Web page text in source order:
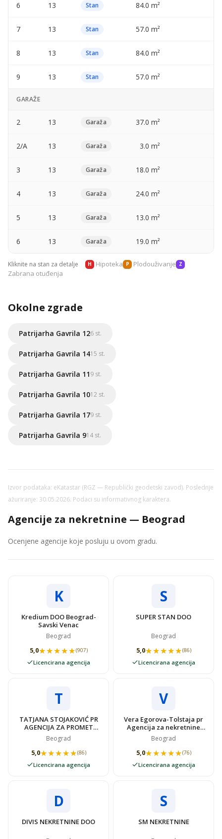
6 13 Stan 84.0 m²
7 13 Stan 57.0 m²
8 13 Stan 84.0 m²
9 13 Stan 57.0 m²
GARAŽE
2 13 Garaža 37.0 m²
2/A 13 Garaža 3.0 m²
3 13 Garaža 18.0 m²
4 13 Garaža 24.0 m²
5 13 Garaža 13.0 m²
6 13 Garaža 19.0 m²
Kliknite na stan za detalje H Hipoteka P Plodouživanje Z
Zabrana otuđenja
Okolne zgrade
Patrijarha Gavrila 126 st.
Patrijarha Gavrila 1415 st.
Patrijarha Gavrila 119 st.
Patrijarha Gavrila 1012 st.
Patrijarha Gavrila 179 st.
Patrijarha Gavrila 914 st.
Izvor podataka: eKatastar (RGZ — Republički geodetski zavod). Poslednje
ažuriranje: 30.05.2026. Podaci su informativnog karaktera.
Agencije za nekretnine — Beograd
Ocenjene agencije koje posluju u ovom gradu.
K
Kredium DOO Beograd-
Savski Venac
Beograd
5,0★★★★★
★★★★★(907)
Licencirana agencija
S
SUPER STAN DOO
Beograd
5,0★★★★★
★★★★★(86)
Licencirana agencija
T
TATJANA STOJAKOVIĆ PR
AGENCIJA ZA PROMET
NEKRETNINAMA SUPER
STAN
Beograd
5,0★★★★★
★★★★★(86)
Licencirana agencija
V
Vera Egorova-Tolstaja pr
Agencija za nekretnine
VIDOVSTAN
Beograd
5,0★★★★★
★★★★★(76)
Licencirana agencija
D
DIVIS NEKRETNINE DOO
S
SM NEKRETNINE